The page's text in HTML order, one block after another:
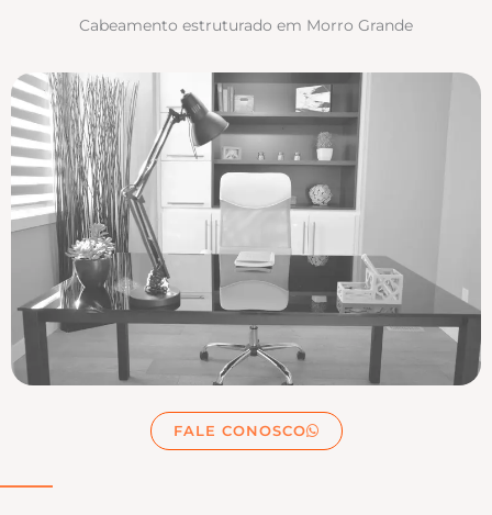
Cabeamento estruturado em Morro Grande
FALE CONOSCO